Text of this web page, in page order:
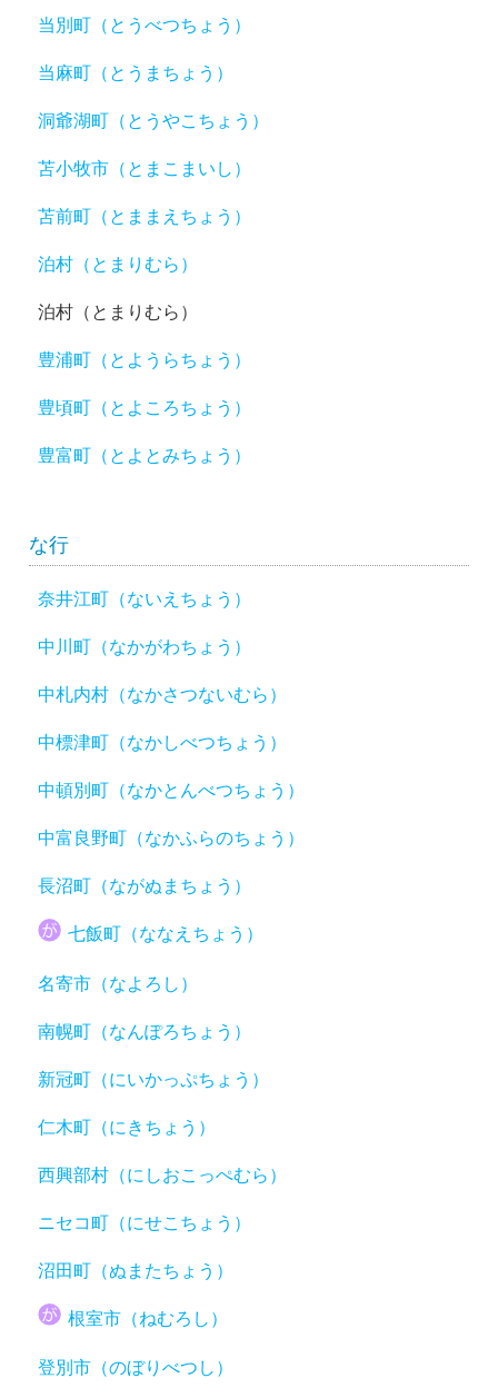
当別町（とうべつちょう）
当麻町（とうまちょう）
洞爺湖町（とうやこちょう）
苫小牧市（とまこまいし）
苫前町（とままえちょう）
泊村（とまりむら）
泊村（とまりむら）
豊浦町（とようらちょう）
豊頃町（とよころちょう）
豊富町（とよとみちょう）
な行
奈井江町（ないえちょう）
中川町（なかがわちょう）
中札内村（なかさつないむら）
中標津町（なかしべつちょう）
中頓別町（なかとんべつちょう）
中富良野町（なかふらのちょう）
長沼町（ながぬまちょう）
七飯町（ななえちょう）
名寄市（なよろし）
南幌町（なんぽろちょう）
新冠町（にいかっぷちょう）
仁木町（にきちょう）
西興部村（にしおこっぺむら）
ニセコ町（にせこちょう）
沼田町（ぬまたちょう）
根室市（ねむろし）
登別市（のぼりべつし）